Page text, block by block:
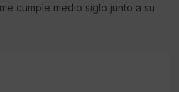
cumple medio siglo junto a su